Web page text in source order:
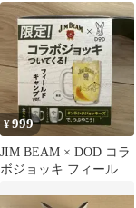
カップ
¥999
JIM BEAM × DOD コラ
ボジョッキ フィールド